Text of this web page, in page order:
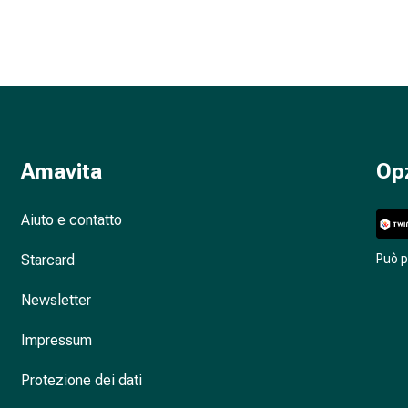
Amavita
Aiuto e contatto
Starcard
Newsletter
Impressum
Protezione dei dati
Può